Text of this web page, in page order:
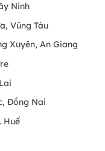
Ninh
Vũng Tàu
Xuyên, An Giang
Đồng Nai
Huế